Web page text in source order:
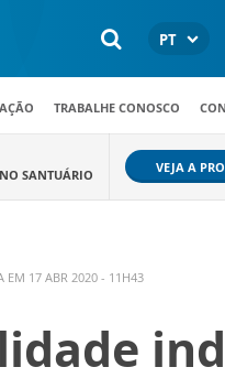
PT
TRABALHE CONOSCO
SANTUÁRIO VEJA A
EM 17 ABR 2020 - 11H43